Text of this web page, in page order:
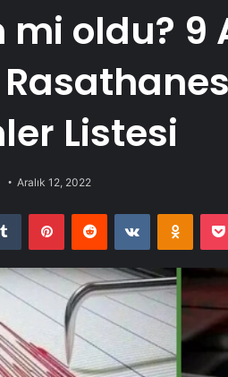
mi oldu? 9
Listesi
Aralık 12, 2022
Tumblr PinterestReddit VKontakte